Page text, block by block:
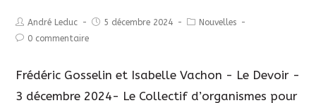
DescriptionMosaïque de plusieurs symboles de handicap.
André Leduc 5 décembre 2024
Nouvelles
0 commentaire
Frédéric Gosselin et Isabelle Vachon - Le Devoir -
3 décembre 2024- Le Collectif d’organismes pour